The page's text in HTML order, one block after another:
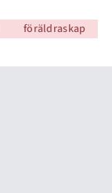
föräldraskap